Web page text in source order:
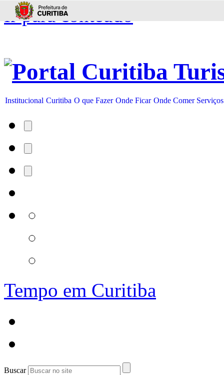
Ir para conteúdo
Institucional Curitiba O que Fazer Onde Ficar Onde Comer Serviços
Tempo em Curitiba
Buscar